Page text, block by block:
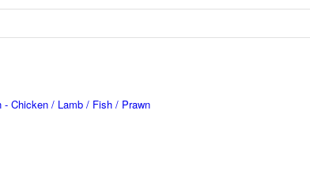
- Chicken / Lamb / Fish / Prawn